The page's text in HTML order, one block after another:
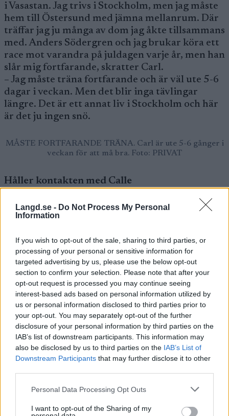
Langd.se - Do Not Process My Personal
Information
If you wish to opt-out of the sale, sharing to third parties, or
processing of your personal or sensitive information for
targeted advertising by us, please use the below opt-out
section to confirm your selection. Please note that after your
opt-out request is processed you may continue seeing
interest-based ads based on personal information utilized by
us or personal information disclosed to third parties prior to
your opt-out. You may separately opt-out of the further
disclosure of your personal information by third parties on the
IAB’s list of downstream participants. This information may
also be disclosed by us to third parties on the IAB’s List of
Downstream Participants that may further disclose it to other
Please note that this website/app uses one or more Google
not limited to your visit or usage behaviour. You may click to
Personal Data Processing Opt Outs
I want to opt-out of the Sharing of my
i Vasastan. Jag trivs i Stockholm, men jag måste
hem till Östersund med jämna mellanrum. Där
träffar jag ju många av dom jag åkte tillsammans
med. Anders Södergren och jag brukar köra ett
race mot varandra på juldagen varje år, men han
slår mig fortfarande, skratter Carl.
– Jag måste träna fortfarande och är väl ute 5-6
dagar i veckan. Men det blir inga tävlingar
längre. Det är ett annat liv i Stockholm och här
är det ju ingen snö.
MÅSTE FORTFARANDE TRÄNA. Carl är ute 5-6 gånger i
veckan för att må bra. Foto: PRIVAT
Håller kontakten med Calle
år äldre brorsan Oscar, som numera har slagit
sig upp som fastighetsmäklare.
tillbaka till Stockholm till hösten, säger Carl om
Oscar, som hade en kortare period där han höll
på med thaiboxning (!) i Asien.
Och med mamma Saila, riksdagsledamot från
Jämtland, som tidigare aktiv i skidförbundet så
förstår man att det fortfarande snackas mycket
skidor i familjen Quicklund.
– Fortfarande har jag bra kontakt med Calle
Halfvarsson, han är den jag blev bäst kompis
med i landslaget, säger IT-konsulten Carl
CARL QUICKLUND og sambon Johanna har nyss köpt